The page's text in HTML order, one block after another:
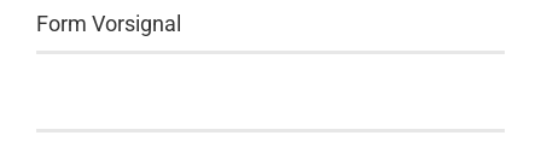
Form Vorsignal